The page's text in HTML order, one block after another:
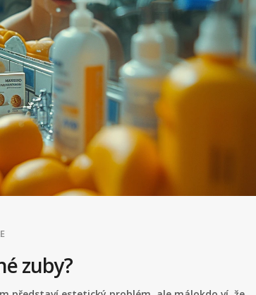
zuby?